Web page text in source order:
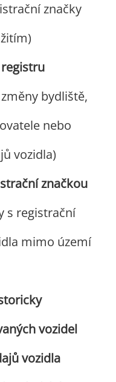
značky
bydliště,
nebo
vozidla)
značkou
s registrační
mimo území
vozidel
vozidla